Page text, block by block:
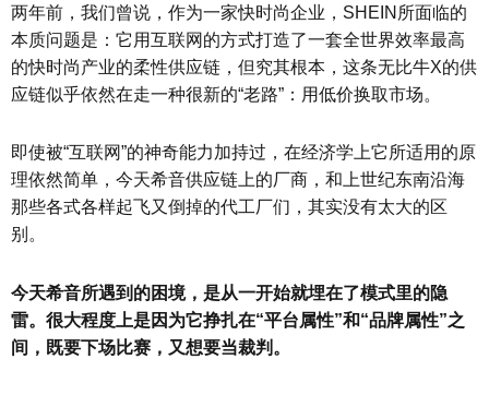
两年前，我们曾说，作为一家快时尚企业，SHEIN所面临的
本质问题是：它用互联网的方式打造了一套全世界效率最高
的快时尚产业的柔性供应链，但究其根本，这条无比牛X的供
应链似乎依然在走一种很新的“老路”：用低价换取市场。
即使被“互联网”的神奇能力加持过，在经济学上它所适用的原
理依然简单，今天希音供应链上的厂商，和上世纪东南沿海
那些各式各样起飞又倒掉的代工厂们，其实没有太大的区
别。
今天希音所遇到的困境，是从一开始就埋在了模式里的隐
雷。很大程度上是因为它挣扎在“平台属性”和“品牌属性”之
间，既要下场比赛，又想要当裁判。